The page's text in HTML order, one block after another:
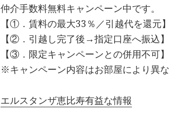
仲介手数料無料キャンペーン中です。
【①．賃料の最大33％／引越代を還元
【②．引越し完了後→指定口座へ振込】
【③．限定キャンペーンとの併用不可】
※キャンペーン内容はお部屋により異
エルスタンザ恵比寿有益な情報